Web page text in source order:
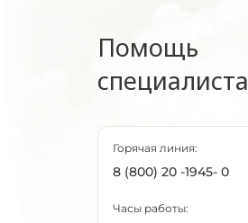
Помощь
специалиста
Горячая линия:
8 (800) 20 -1945- 0
Часы работы: